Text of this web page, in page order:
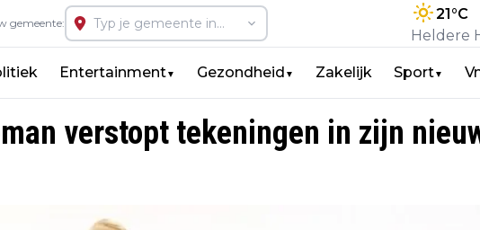
gemeente:
21°C
Heldere
Entertainment▼ Gezondheid ▼ Zakelijk Sport▼
verstopt tekeningen in zijn